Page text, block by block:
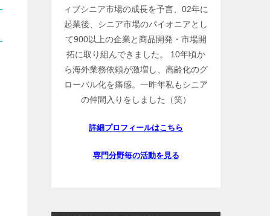
ィブシニア市場の成長を予言、02年に
起業後、シニア市場のパイオニアとし
て900以上の企業と商品開発・市場開
拓に取り組んできました。 10年頃か
ら海外業務依頼が激増し、高齢化のグ
ローバル化を痛感。一昨年私もシニア
の仲間入りをしました（笑）
詳細プロフィールはこちら
専門分野毎の活動を見る